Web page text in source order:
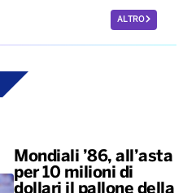
ALTRO
Mondiali ’86, all’asta
per 10 milioni di
dollari il pallone della